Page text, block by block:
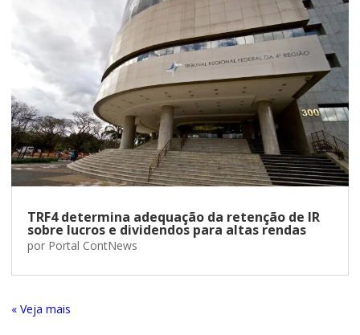
TRF4 determina adequação da retenção de IR
sobre lucros e dividendos para altas rendas
por Portal ContNews
« Entradas Antigas